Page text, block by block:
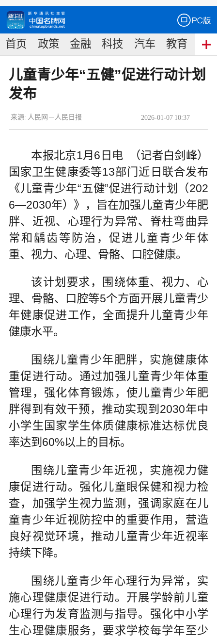
首页 政策 金融 科技 汽车 教育 食
儿童青少年“五健”促进行动计划
发布
2026-01-07 10:37
来源: 人民网－人民日报
本报北京1月6日电 （记者白剑峰）
国家卫生健康委等13部门近日联合发布
《儿童青少年“五健”促进行动计划（202
6—2030年）》，旨在加强儿童青少年肥
胖、近视、心理行为异常、脊柱弯曲异
常和龋齿等防治，促进儿童青少年体
重、视力、心理、骨骼、口腔健康。
该计划要求，围绕体重、视力、心
理、骨骼、口腔等5个方面开展儿童青少
年健康促进工作，全面提升儿童青少年
健康水平。
围绕儿童青少年肥胖，实施健康体
重促进行动。通过加强儿童青少年体重
管理，强化体育锻炼，使儿童青少年肥
胖得到有效干预，推动实现到2030年中
小学生国家学生体质健康标准达标优良
率达到60%以上的目标。
围绕儿童青少年近视，实施视力健
康促进行动。强化儿童眼保健和视力检
查，加强学生视力监测，强调家庭在儿
童青少年近视防控中的重要作用，营造
良好视觉环境，推动儿童青少年近视率
持续下降。
围绕儿童青少年心理行为异常，实
施心理健康促进行动。开展学龄前儿童
心理行为发育监测与指导。强化中小学
生心理健康服务，要求学校每学年至少